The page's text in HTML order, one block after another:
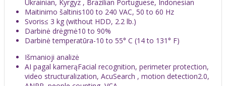
Ukrainian, Kyrgyz , Brazilian Portuguese, Indonesian
Maitinimo šaltinis100 to 240 VAC, 50 to 60 Hz
Svoris≤ 3 kg (without HDD, 2.2 lb.)
Darbinė drėgmė10 to 90%
Darbinė temperatūra-10 to 55° C (14 to 131° F)
Išmanioji analizė
AI pagal kamerąFacial recognition, perimeter protection,
video structuralization, AcuSearch , motion detection2.0,